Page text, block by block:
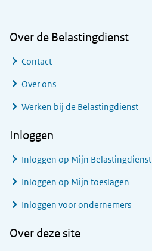
Over de Belastingdienst
Contact
Over ons
Werken bij de Belastingdienst
Inloggen
Inloggen op Mijn Belastingdienst
Inloggen op Mijn toeslagen
Inloggen voor ondernemers
Over deze site